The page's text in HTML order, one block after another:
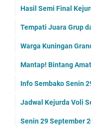
Hasil Semi Final
Tempati Juara Grup
Warga Kuningan
Mantap! Bintang
Info Sembako Senin
Jadwal Kejurda Voli
Senin 29 September